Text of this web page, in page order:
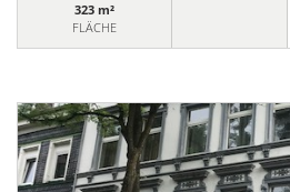
323 m²
FLÄCHE